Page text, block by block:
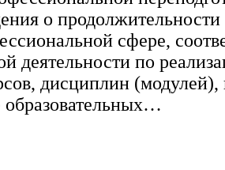
о
сфере,
деятельности по
дисциплин (модулей),